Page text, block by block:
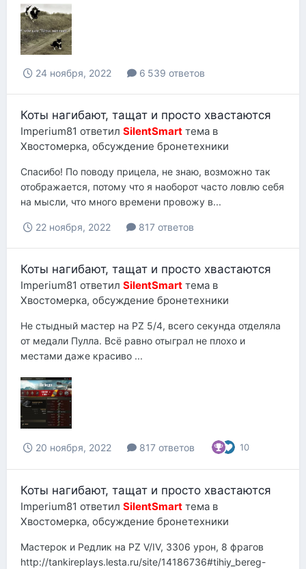
24 ноября, 2022 6 539 ответов
Коты нагибают, тащат и просто хвастаются
Imperium81 ответил SilentSmart тема в
Хвостомерка, обсуждение бронетехники
Спасибо! По поводу прицела, не знаю, возможно так
отображается, потому что я наоборот часто ловлю себя
на мысли, что много времени провожу в...
22 ноября, 2022 817 ответов
Коты нагибают, тащат и просто хвастаются
Imperium81 ответил SilentSmart тема в
Хвостомерка, обсуждение бронетехники
Не стыдный мастер на PZ 5/4, всего секунда отделяла
от медали Пулла. Всё равно отыграл не плохо и
местами даже красиво ...
20 ноября, 2022 817 ответов 10
Коты нагибают, тащат и просто хвастаются
Imperium81 ответил SilentSmart тема в
Хвостомерка, обсуждение бронетехники
Мастерок и Редлик на PZ V/IV, 3306 урон, 8 фрагов
http://tankireplays.lesta.ru/site/14186736#tihiy_bereg-